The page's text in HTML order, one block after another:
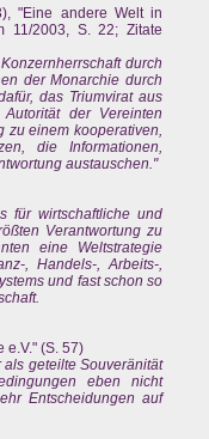
"Eine andere Welt in
11/2003, S. 22; Zitate
durch
der Monarchie durch
das Triumvirat aus
der Vereinten
zu einem kooperativen,
die Informationen,
austauschen."
für wirtschaftliche und
Verantwortung zu
eine Weltstrategie
, Handels-, Arbeits-,
und fast schon so
e.V." (S. 57)
geteilte Souveränität
eben nicht
Entscheidungen auf